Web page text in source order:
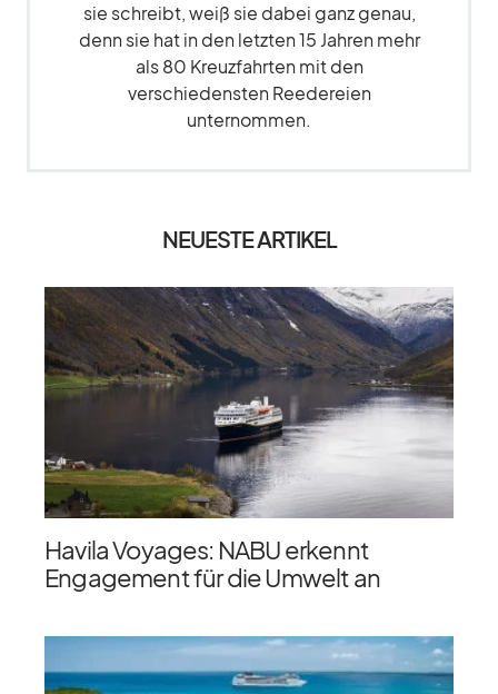
sie schreibt, weiß sie dabei ganz genau,
denn sie hat in den letzten 15 Jahren mehr
als 80 Kreuzfahrten mit den
verschiedensten Reedereien
unternommen.
NEUESTE ARTIKEL
Havila Voyages: NABU erkennt
Engagement für die Umwelt an